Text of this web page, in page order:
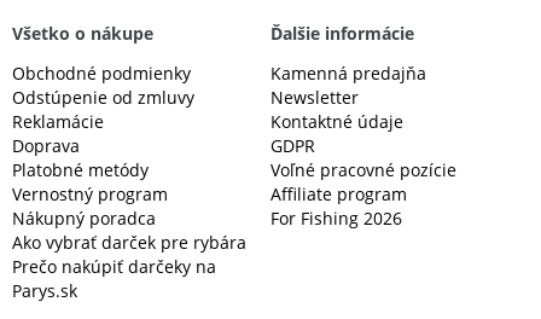
Všetko o nákupe
Obchodné podmienky
Odstúpenie od zmluvy
Reklamácie
Doprava
Platobné metódy
Vernostný program
Nákupný poradca
Ako vybrať darček pre rybára
Prečo nakúpiť darčeky na
Parys.sk
Ďalšie informácie
Kamenná predajňa
Newsletter
Kontaktné údaje
GDPR
Voľné pracovné pozície
Affiliate program
For Fishing 2026